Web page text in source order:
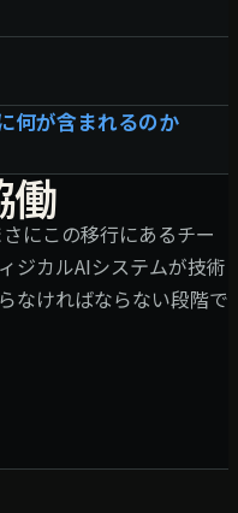
何が含まれるのか
働
にこの移行にあるチー
カルAIシステムが技術
なければならない段階で